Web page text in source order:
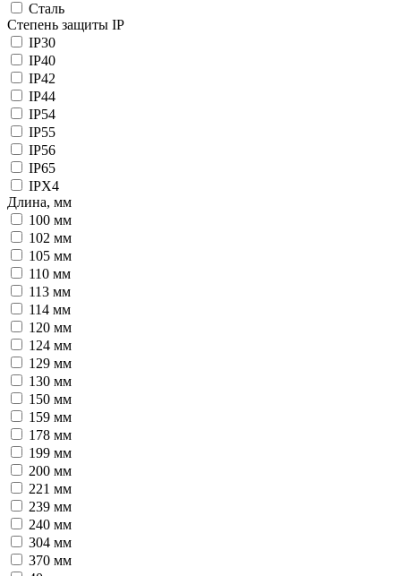
Сталь
Степень защиты IP
IP30
IP40
IP42
IP44
IP54
IP55
IP56
IP65
IPX4
Длина, мм
100 мм
102 мм
105 мм
110 мм
113 мм
114 мм
120 мм
124 мм
129 мм
130 мм
150 мм
159 мм
178 мм
199 мм
200 мм
221 мм
239 мм
240 мм
304 мм
370 мм